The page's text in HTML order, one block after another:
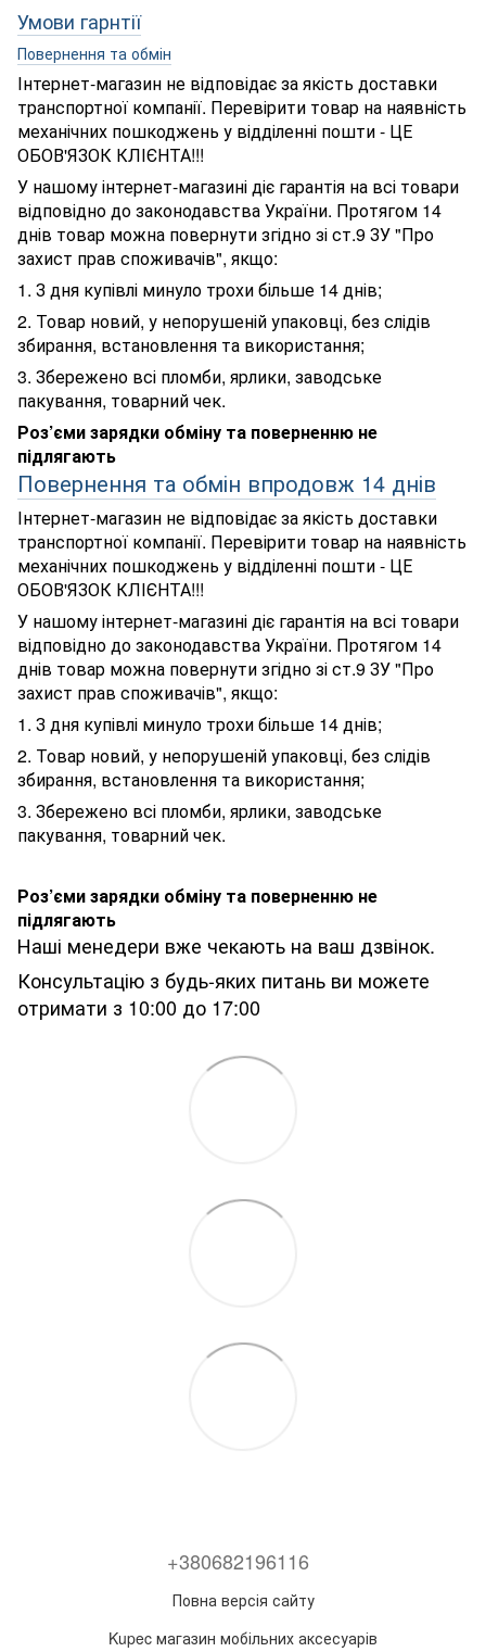
Умови гарнтії
Повернення та обмін
Інтернет-магазин не відповідає за якість доставки
транспортної компанії. Перевірити товар на наявність
механічних пошкоджень у відділенні пошти - ЦЕ
ОБОВ'ЯЗОК КЛІЄНТА!!!
У нашому інтернет-магазині діє гарантія на всі товари
відповідно до законодавства України. Протягом 14
днів товар можна повернути згідно зі ст.9 ЗУ "Про
захист прав споживачів", якщо:
1. З дня купівлі минуло трохи більше 14 днів;
2. Товар новий, у непорушеній упаковці, без слідів
збирання, встановлення та використання;
3. Збережено всі пломби, ярлики, заводське
пакування, товарний чек.
Роз’єми зарядки обміну та поверненню не
підлягають
Повернення та обмін впродовж 14 днів
Інтернет-магазин не відповідає за якість доставки
транспортної компанії. Перевірити товар на наявність
механічних пошкоджень у відділенні пошти - ЦЕ
ОБОВ'ЯЗОК КЛІЄНТА!!!
У нашому інтернет-магазині діє гарантія на всі товари
відповідно до законодавства України. Протягом 14
днів товар можна повернути згідно зі ст.9 ЗУ "Про
захист прав споживачів", якщо:
1. З дня купівлі минуло трохи більше 14 днів;
2. Товар новий, у непорушеній упаковці, без слідів
збирання, встановлення та використання;
3. Збережено всі пломби, ярлики, заводське
пакування, товарний чек.
Роз’єми зарядки обміну та поверненню не
підлягають
Наші менедери вже чекають на ваш дзвінок.
Консультацію з будь-яких питань ви можете
отримати з 10:00 до 17:00
+380682196116
Повна версія сайту
Kupec магазин мобільних аксесуарів